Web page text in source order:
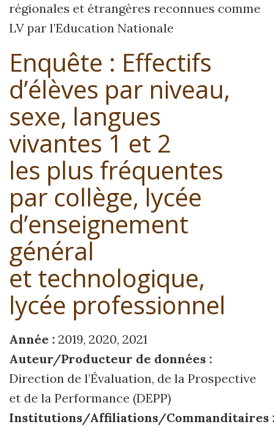
régionales et étrangères reconnues comme
LV par l’Education Nationale
Enquête : Effectifs
d’élèves par niveau,
sexe, langues
vivantes 1 et 2
les plus fréquentes
par collège, lycée
d’enseignement
général
et technologique,
lycée professionnel
Année : 2019, 2020, 2021
Auteur/Producteur de données :
Direction de l’Évaluation, de la Prospective
et de la Performance (DEPP)
Institutions/Affiliations/Commanditaires